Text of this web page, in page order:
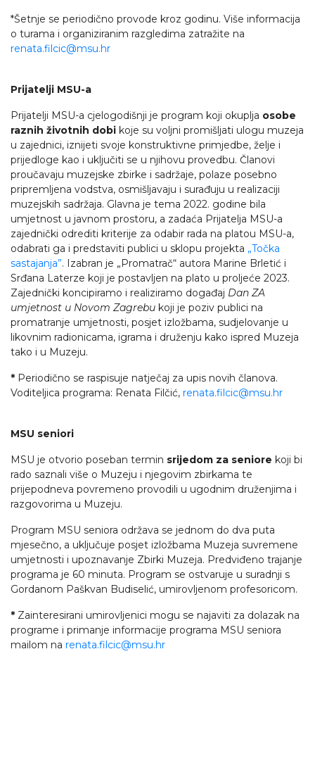
*Šetnje se periodično provode kroz godinu. Više informacija
o turama i organiziranim razgledima zatražite na
renata.filcic@msu.hr
Prijatelji MSU-a
Prijatelji MSU-a cjelogodišnji je program koji okuplja osobe
raznih životnih dobi koje su voljni promišljati ulogu muzeja
u zajednici, iznijeti svoje konstruktivne primjedbe, želje i
prijedloge kao i uključiti se u njihovu provedbu. Članovi
proučavaju muzejske zbirke i sadržaje, polaze posebno
pripremljena vodstva, osmišljavaju i surađuju u realizaciji
muzejskih sadržaja. Glavna je tema 2022. godine bila
umjetnost u javnom prostoru, a zadaća Prijatelja MSU-a
zajednički odrediti kriterije za odabir rada na platou MSU-a,
odabrati ga i predstaviti publici u sklopu projekta „Točka
sastajanja”. Izabran je „Promatrač“ autora Marine Brletić i
Srđana Laterze koji je postavljen na plato u proljeće 2023.
Zajednički koncipiramo i realiziramo događaj Dan ZA
umjetnost u Novom Zagrebu koji je poziv publici na
promatranje umjetnosti, posjet izložbama, sudjelovanje u
likovnim radionicama, igrama i druženju kako ispred Muzeja
tako i u Muzeju.
* Periodično se raspisuje natječaj za upis novih članova.
Voditeljica programa: Renata Filčić, renata.filcic@msu.hr
MSU seniori
MSU je otvorio poseban termin srijedom za seniore koji bi
rado saznali više o Muzeju i njegovim zbirkama te
prijepodneva povremeno provodili u ugodnim druženjima i
razgovorima u Muzeju.
Program MSU seniora održava se jednom do dva puta
mjesečno, a uključuje posjet izložbama Muzeja suvremene
umjetnosti i upoznavanje Zbirki Muzeja. Predviđeno trajanje
programa je 60 minuta. Program se ostvaruje u suradnji s
Gordanom Paškvan Budiselić, umirovljenom profesoricom.
* Zainteresirani umirovljenici mogu se najaviti za dolazak na
programe i primanje informacije programa MSU seniora
mailom na renata.filcic@msu.hr